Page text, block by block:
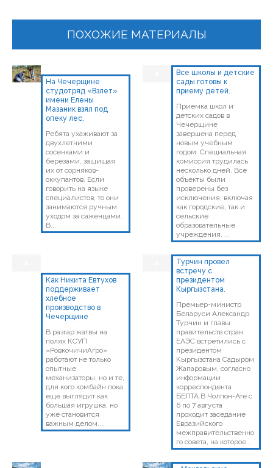
ПОХОЖИЕ МАТЕРИАЛЫ
На Чечерщине
студотряд «Взлет»
имени Елены
Мазаник взял под
опеку лес.
Ребята ухаживают за
двухлетними
сосенками и
березами, защищая
их от сорняков-
оккупантов. Если
говорить на языке
специалистов, то они
занимаются ручным
уходом за саженцами.
В...
Все школы и детские
сады готовы к
приему детей.
Приемка школ и
детских садов в
Чечерщине
завершена перед
новым учебным
годом. Специальная
комиссия трудилась
несколько дней. Все
объекты были
проверены без
исключения, включая
как городские, так и
сельские
образовательные
Как Никита Евтухов
поддерживает
хлебное
производство в
Чечерщине
В разгар жатвы на
полях КСУП
«РовкочичиАгро»
работают не только
опытные
механизаторы, но и те,
для кого комбайн пока
еще выглядит как
большая игрушка, но
уже становится
важным делом....
Турчин провел
встречу с
президентом
Кыргызстана.
Премьер-министр
Беларуси Александр
Турчин и главы
правительств стран
ЕАЭС встретились с
президентом
Кыргызстана Садыром
Жапаровым, согласно
информации
корреспондента
БЕЛТА.В Чолпон-Ате с
6 по 7 августа
проходит заседание
Евразийского
межправительственно
го совета, на которое...